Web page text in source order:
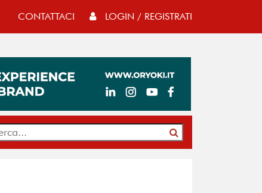
CONTATTACI LOGIN / REGISTRATI